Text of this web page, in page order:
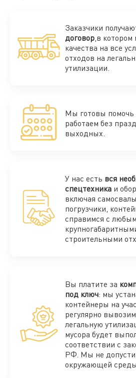
Заказчики
договор,в
качества на все
отходов на
утилизации.
Мы готовы помочь
работаем без
выходных.
У нас есть вся
спецтехника и
включая
погрузчики,
справимся с
строительными
Вы платите за
под ключ: мы
контейнеры на
регулярно
легальную
мусора будет
соответствии с
РФ. Мы не
окружающей